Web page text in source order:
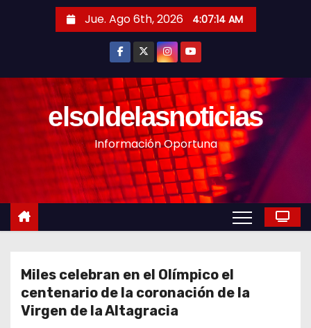
n
Jue. Ago 6th, 2026 4:07:16 AM
elsoldelasnoticias
Información Oportuna
Miles celebran en el Olímpico el
centenario de la coronación de la
Virgen de la Altagracia